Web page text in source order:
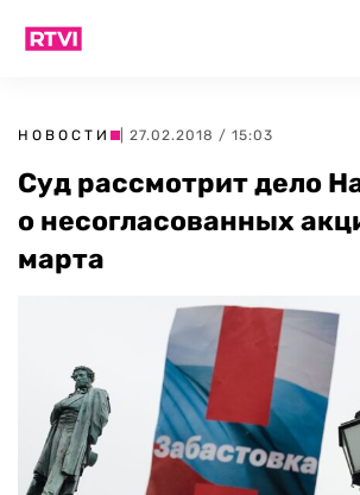
НОВОСТИ | 27.02.2018 / 15:03
Суд рассмотрит дело
о несогласованных
марта